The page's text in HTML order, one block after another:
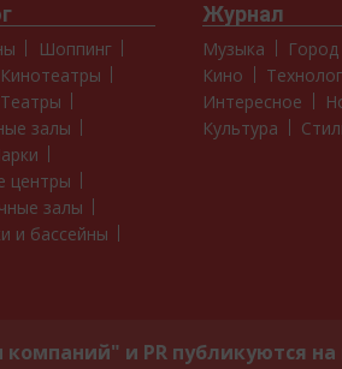
Шоппинг
Кинотеатры
Театры
залы
центры
залы
и бассейны
Журнал
Музыка Город
Кино
Интересное
Культура
и PR публикуются